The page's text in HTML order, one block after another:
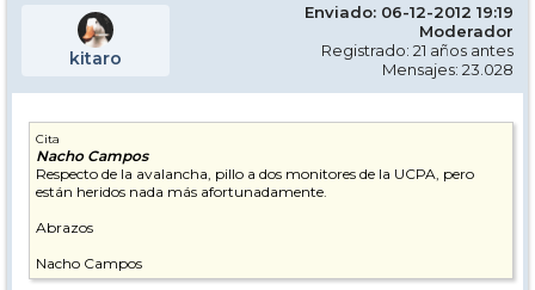
kitaro
Enviado: 06-12-2012 19:19
Moderador
Registrado: 21 años antes
Mensajes: 23.028
Cita
Nacho Campos
Respecto de la avalancha, pillo a dos monitores de la UCPA, pero
están heridos nada más afortunadamente.
Abrazos
Nacho Campos